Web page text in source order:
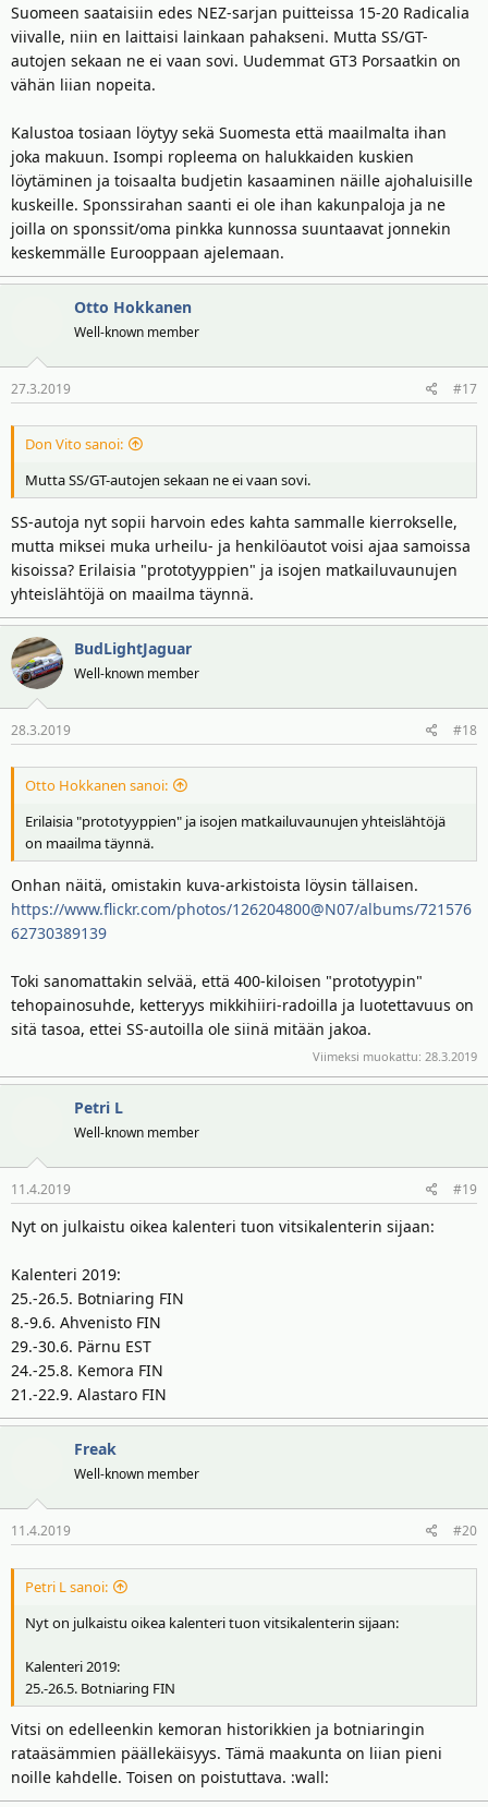
Suomeen saataisiin edes NEZ-sarjan puitteissa 15-20 Radicalia
viivalle, niin en laittaisi lainkaan pahakseni. Mutta SS/GT-
autojen sekaan ne ei vaan sovi. Uudemmat GT3 Porsaatkin on
vähän liian nopeita.
Kalustoa tosiaan löytyy sekä Suomesta että maailmalta ihan
joka makuun. Isompi ropleema on halukkaiden kuskien
löytäminen ja toisaalta budjetin kasaaminen näille ajohaluisille
kuskeille. Sponssirahan saanti ei ole ihan kakunpaloja ja ne
joilla on sponssit/oma pinkka kunnossa suuntaavat jonnekin
keskemmälle Eurooppaan ajelemaan.
Otto Hokkanen
Well-known member
27.3.2019 #17
Don Vito sanoi:
Mutta SS/GT-autojen sekaan ne ei vaan sovi.
SS-autoja nyt sopii harvoin edes kahta sammalle kierrokselle,
mutta miksei muka urheilu- ja henkilöautot voisi ajaa samoissa
kisoissa? Erilaisia "prototyyppien" ja isojen matkailuvaunujen
yhteislähtöjä on maailma täynnä.
BudLightJaguar
Well-known member
28.3.2019 #18
Otto Hokkanen sanoi:
Erilaisia "prototyyppien" ja isojen matkailuvaunujen yhteislähtöjä
on maailma täynnä.
Onhan näitä, omistakin kuva-arkistoista löysin tällaisen.
https://www.flickr.com/photos/126204800@N07/albums/721576
62730389139
Toki sanomattakin selvää, että 400-kiloisen "prototyypin"
tehopainosuhde, ketteryys mikkihiiri-radoilla ja luotettavuus on
sitä tasoa, ettei SS-autoilla ole siinä mitään jakoa.
Viimeksi muokattu: 28.3.2019
Petri L
Well-known member
11.4.2019 #19
Nyt on julkaistu oikea kalenteri tuon vitsikalenterin sijaan:
Kalenteri 2019:
25.-26.5. Botniaring FIN
8.-9.6. Ahvenisto FIN
29.-30.6. Pärnu EST
24.-25.8. Kemora FIN
21.-22.9. Alastaro FIN
Freak
Well-known member
11.4.2019 #20
Petri L sanoi:
Nyt on julkaistu oikea kalenteri tuon vitsikalenterin sijaan:
Kalenteri 2019:
25.-26.5. Botniaring FIN
Vitsi on edelleenkin kemoran historikkien ja botniaringin
rataäsämmien päällekäisyys. Tämä maakunta on liian pieni
noille kahdelle. Toisen on poistuttava. :wall: